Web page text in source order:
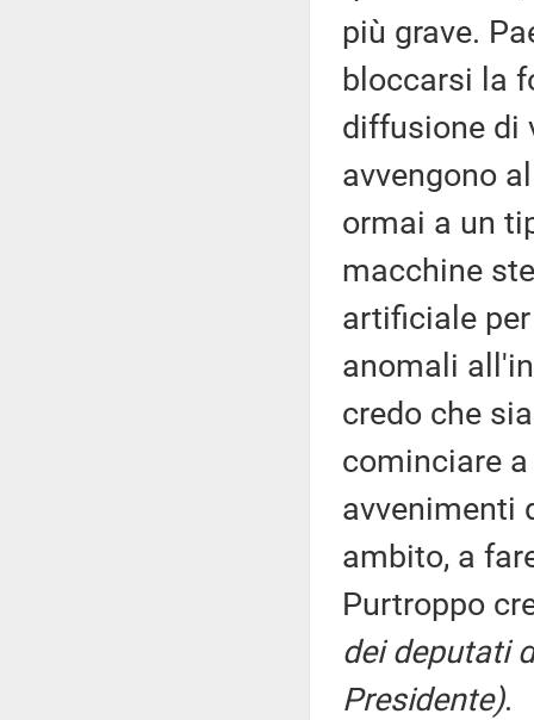
più grave.
bloccarsi la
diffusione di
avvengono
ormai a un
macchine
artificiale
anomali
credo che
cominciare
avvenimenti
ambito, a
Purtroppo
dei deputati
Presidente).